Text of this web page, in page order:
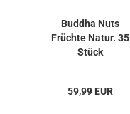
Buddha Nuts
Früchte Natur. 35
Stück
59,99 EUR